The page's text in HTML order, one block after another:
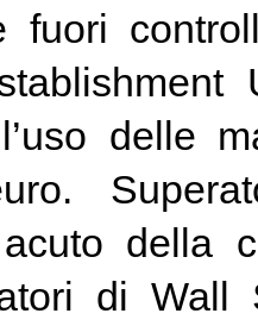
fuori
delle
della
di Wall